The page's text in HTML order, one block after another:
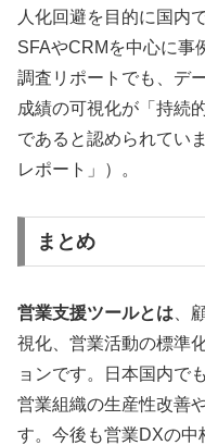
人化回避を目的に国内
SFAやCRMを中心に事
調査リポートでも、デ
成績の可視化が「持続
であると認められてい
レポート」）。
まとめ
営業支援ツールとは 、
視化、営業活動の標準
ョンです。日本国内で
営業組織の生産性改善
す。今後も営業DXの